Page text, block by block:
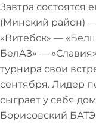
Завтра состоятся
(Минский район)
«Витебск» —
БелАЗ» —
турнира свои
сентября. Лидер
сыграет у себя
Борисовский